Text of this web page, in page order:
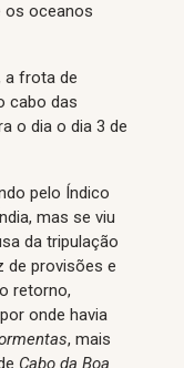
os oceanos
a frota de
cabo das
o dia o dia 3 de
pelo Índico
mas se viu
da tripulação
de provisões e
retorno,
onde havia
, mais
Cabo da Boa